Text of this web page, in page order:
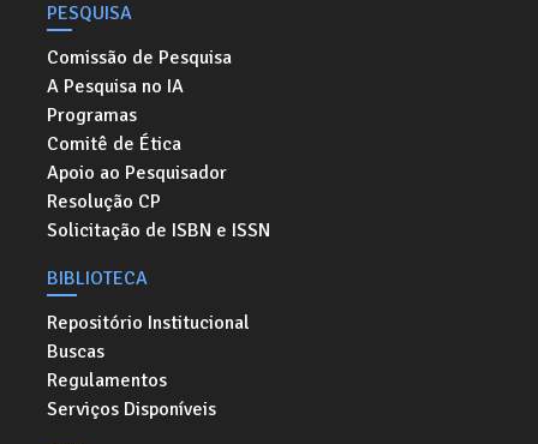
PESQUISA
Comissão de Pesquisa
A Pesquisa no IA
Programas
Comitê de Ética
Apoio ao Pesquisador
Resolução CP
Solicitação de ISBN e ISSN
BIBLIOTECA
Repositório Institucional
Buscas
Regulamentos
Serviços Disponíveis